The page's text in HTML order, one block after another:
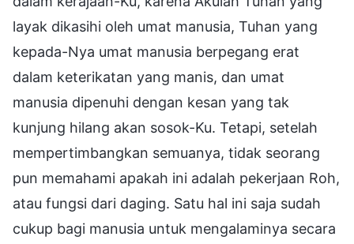
layak dikasihi oleh umat manusia, Tuhan yang
kepada-Nya umat manusia berpegang erat
dalam keterikatan yang manis, dan umat
manusia dipenuhi dengan kesan yang tak
kunjung hilang akan sosok-Ku. Tetapi, setelah
mempertimbangkan semuanya, tidak seorang
pun memahami apakah ini adalah pekerjaan Roh,
atau fungsi dari daging. Satu hal ini saja sudah
cukup bagi manusia untuk mengalaminya secara